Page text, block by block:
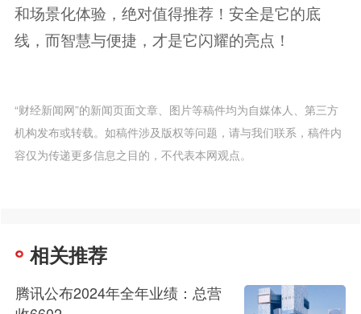
和场景化体验，绝对值得推荐！安全是它的底
线，而智慧与便捷，才是它闪耀的亮点！
“财经新闻网”的新闻页面文章、图片等稿件均为自媒体人、第三方
机构发布或转载。如稿件涉及版权等问题，请与我们联系，稿件内
容仅为传递更多信息之目的，不代表本网观点。
相关推荐
腾讯公布2024年全年业绩：总营